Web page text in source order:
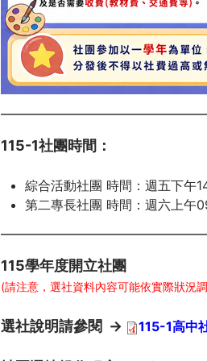
115-1社團時間：
綜合活動社團 時間：週五下午
第二專長社團 時間：週六上午
115學年度開立社團
(請注意，選社資料內容可能依實際狀況
選社說明請參閱 → 115-1高中